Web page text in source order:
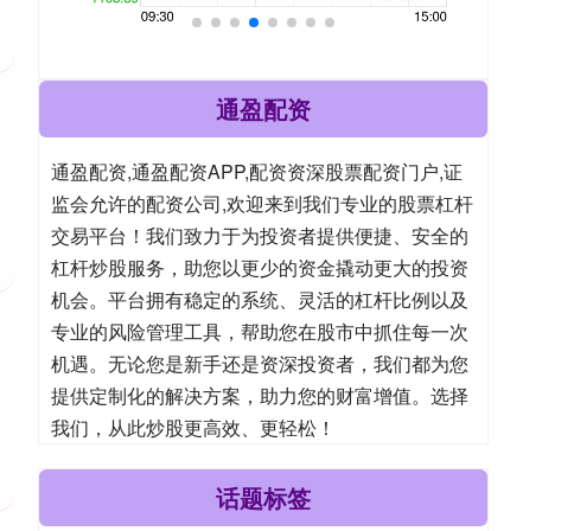
通盈配资
通盈配资,通盈配资APP,配资资深股票配资门户,证
监会允许的配资公司,欢迎来到我们专业的股票杠杆
交易平台！我们致力于为投资者提供便捷、安全的
杠杆炒股服务，助您以更少的资金撬动更大的投资
机会。平台拥有稳定的系统、灵活的杠杆比例以及
专业的风险管理工具，帮助您在股市中抓住每一次
机遇。无论您是新手还是资深投资者，我们都为您
提供定制化的解决方案，助力您的财富增值。选择
我们，从此炒股更高效、更轻松！
话题标签